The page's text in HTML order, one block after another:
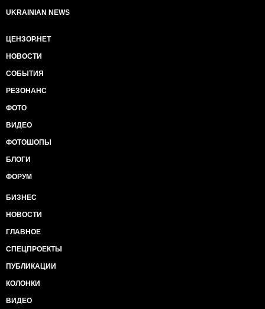
UKRAINIAN NEWS
ЦЕНЗОР.НЕТ
НОВОСТИ
СОБЫТИЯ
РЕЗОНАНС
ФОТО
ВИДЕО
ФОТОШОПЫ
БЛОГИ
ФОРУМ
БИЗНЕС
НОВОСТИ
ГЛАВНОЕ
СПЕЦПРОЕКТЫ
ПУБЛИКАЦИИ
КОЛОНКИ
ВИДЕО